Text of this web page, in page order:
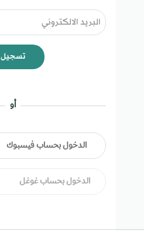
تسجيل
أو
الدخول بحساب فيسبوك
الدخول بحساب غوغل